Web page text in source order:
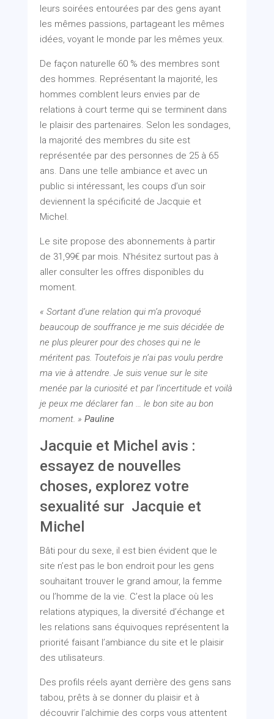
leurs soirées entourées par des gens ayant
les mêmes passions, partageant les mêmes
idées, voyant le monde par les mêmes yeux.
De façon naturelle 60 % des membres sont
des hommes. Représentant la majorité, les
hommes comblent leurs envies par de
relations à court terme qui se terminent dans
le plaisir des partenaires. Selon les sondages,
la majorité des membres du site est
représentée par des personnes de 25 à 65
ans. Dans une telle ambiance et avec un
public si intéressant, les coups d’un soir
deviennent la spécificité de Jacquie et
Michel.
Le site propose des abonnements à partir
de 31,99€ par mois. N’hésitez surtout pas à
aller consulter les offres disponibles du
moment.
« Sortant d’une relation qui m’a provoqué
beaucoup de souffrance je me suis décidée de
ne plus pleurer pour des choses qui ne le
méritent pas. Toutefois je n’ai pas voulu perdre
ma vie à attendre. Je suis venue sur le site
menée par la curiosité et par l’incertitude et voilà
je peux me déclarer fan … le bon site au bon
moment. » Pauline
Jacquie et Michel avis :
essayez de nouvelles
choses, explorez votre
sexualité sur Jacquie et
Michel
Bâti pour du sexe, il est bien évident que le
site n’est pas le bon endroit pour les gens
souhaitant trouver le grand amour, la femme
ou l’homme de la vie. C’est la place où les
relations atypiques, la diversité d’échange et
les relations sans équivoques représentent la
priorité faisant l’ambiance du site et le plaisir
des utilisateurs.
Des profils réels ayant derrière des gens sans
tabou, prêts à se donner du plaisir et à
découvrir l’alchimie des corps vous attentent